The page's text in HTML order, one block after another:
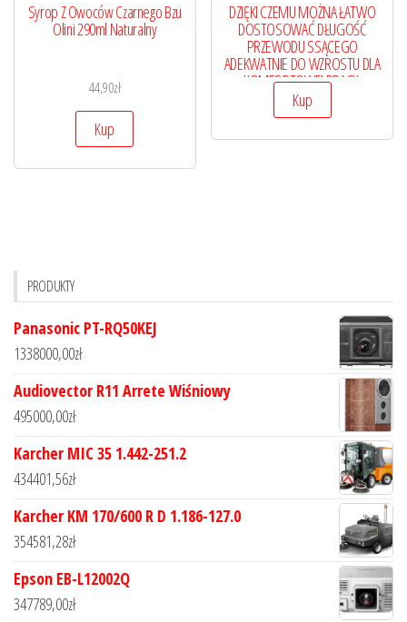
Syrop Z Owoców Czarnego Bzu
Olini 290ml Naturalny
44,90zł
Kup
DZIĘKI CZEMU MOŻNA ŁATWO
DOSTOSOWAĆ DŁUGOŚĆ
PRZEWODU SSĄCEGO
ADEKWATNIE DO WZROSTU DLA
KOMFORTOWEJ PRACY.
Kup
PRODUKTY
Panasonic PT-RQ50KEJ
1338000,00zł
Audiovector R11 Arrete Wiśniowy
495000,00zł
Karcher MIC 35 1.442-251.2
434401,56zł
Karcher KM 170/600 R D 1.186-127.0
354581,28zł
Epson EB-L12002Q
347789,00zł